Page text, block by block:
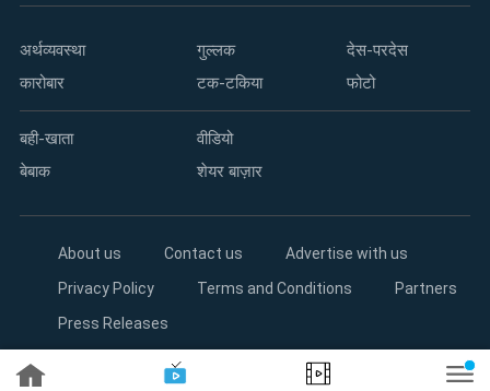
अर्थव्यवस्था
कारोबार
गुल्लक
टक-टकिया
देस-परदेस
फोटो
बही-खाता
बेबाक
वीडियो
शेयर बाज़ार
About us Contact us
Advertise with us
Privacy Policy
Terms and Conditions
Partners
Press Releases
Copyright©2026 Living Media India Limited. For reprint rights: